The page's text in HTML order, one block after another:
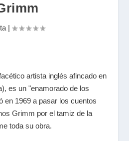
|
artista inglés afincado en
es un "enamorado de los
en 1969 a pasar los cuentos
Grimm por el tamiz de la
toda su obra.